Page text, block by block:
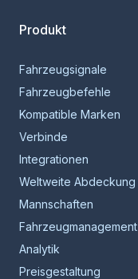
Produkt
Fahrzeugsignale
Fahrzeugbefehle
Kompatible Marken
Verbinde
Integrationen
Weltweite Abdeckung
Mannschaften
Fahrzeugmanagement
Analytik
Preisgestaltung